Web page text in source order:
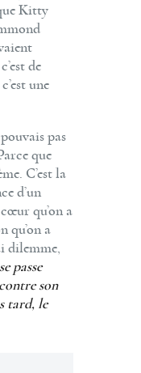
Kitty
de
une
pas
que
C’est la
d’un
qu’on a
qu’on a
dilemme,
passe
son
tard, le